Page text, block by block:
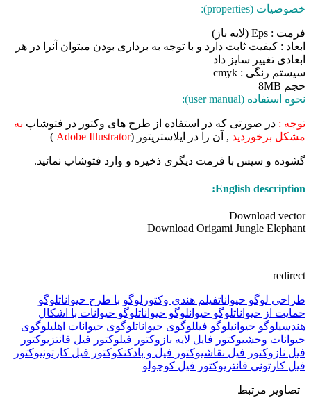
خصوصیات (properties):
فرمت : Eps (لایه باز)
ابعاد : کیفیت ثابت دارد و با توجه به برداری بودن میتوان آنرا در هر
ابعادی تغییر سایز داد
سیستم رنگی : cmyk
حجم 8MB
نحوه استفاده (user manual):
توجه : در صورتی که در استفاده از طرح های وکتور در فتوشاپ به
مشکل برخوردید , آن را در ایلاستریتور (Adobe Illustrator
)
گشوده و سپس با فرمت دیگری ذخیره و وارد فتوشاپ نمائید.
English description:
Download vector
Download Origami Jungle Elephant
redirect
طراحی لوگو حیواناتفیلم هندی وکتور لوگو با طرح حیواناتلوگو
حمایت از حیواناتلوگو حیوانلوگو حیواناتلوگو حیوانات با اشکال
هندسیلوگو حیوانیلوگو فیللوگوی حیواناتلوگوی حیوانات اهلیلوگوی
حیوانات وحشیوکتور فایل لایه باز وکتور فیلوکتور فیل فانتزیوکتور
فیل ناز وکتور فیل نقاشیوکتور فیل و بادکنکوکتور فیل کارتونیوکتور
فیل کارتونی فانتزیوکتور فیل کوچولو
تصاویر مرتبط